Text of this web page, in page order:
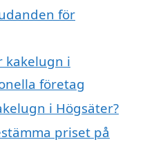
för
kakelugn i
företag
i Högsäter?
priset på